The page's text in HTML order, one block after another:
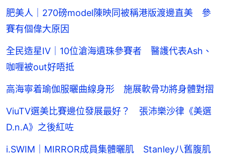
肥美人｜270磅model陳映同被稱港版渡邊直美 參
賽有個偉大原因
全民造星IV｜10位滄海遺珠參賽者 醫護代表Ash、
咖喱被out好唔抵
高海寧着瑜伽服曬曲線身形 施展軟骨功將身體對摺
ViuTV選美比賽邊位發展最好？ 張沛樂沙律《美選
D.n.A》之後紅咗
i.SWIM｜MIRROR成員集體曬肌 Stanley八舊腹肌